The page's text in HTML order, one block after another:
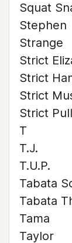
Squat
Stephen
Strange
Strict
Strict
Strict
Strict
T
T.J.
T.U.P.
Tabata
Tabata
Tama
Taylor